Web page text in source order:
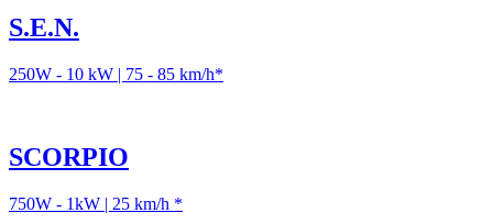
S.E.N.
250W - 10 kW | 75 - 85 km/h*
SCORPIO
750W - 1kW | 25 km/h *